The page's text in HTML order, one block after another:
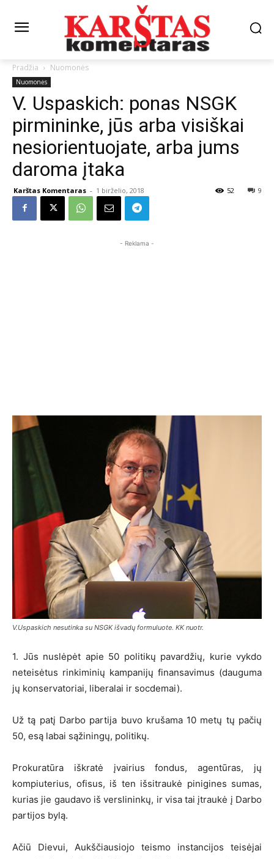
Pradžia Nuomonės
Nuomonės
V. Uspaskich: ponas NSGK
pirmininke, jūs arba visiškai
nesiorientuojate, arba jums
daroma įtaka
Karštas Komentaras - 1 birželio, 2018 9
52
- Reklama -
V.Uspaskich nesutinka su NSGK išvadų formuluote. KK nuotr.
1. Jūs nuslėpėt apie 50 politikų pavardžių, kurie vykdo
neteisėtus rinkiminių kampanijų finansavimus (dauguma
jų konservatoriai, liberalai ir socdemai).
Už tą patį Darbo partija buvo krušama 10 metų tų pačių
50, esą labai sąžiningų, politikų.
Prokuratūra iškratė įvairius fondus, agentūras, jų
kompiuterius, ofisus, iš ten išsitraukė pinigines sumas,
kurias jie gaudavo iš verslininkų, ir visa tai įtraukė į Darbo
partijos bylą.
Ačiū Dievui, Aukščiausiojo teismo instancijos teisėjai